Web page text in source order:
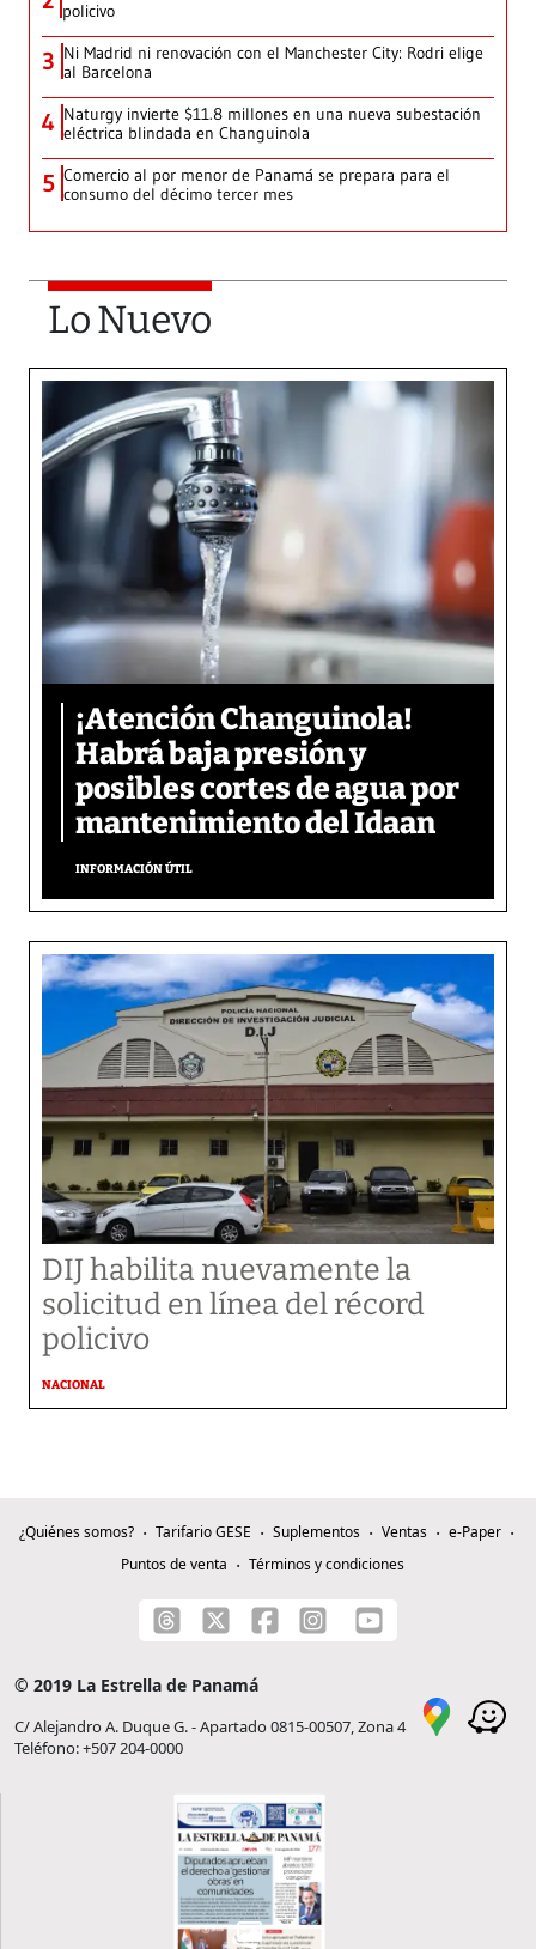
policivo
3 Ni Madrid ni renovación con el Manchester City: Rodri elige
al Barcelona
4 Naturgy invierte $11.8 millones en una nueva subestación
eléctrica blindada en Changuinola
5 Comercio al por menor de Panamá se prepara para el
consumo del décimo tercer mes
Lo Nuevo
¡Atención Changuinola!
Habrá baja presión y
posibles cortes de agua por
mantenimiento del Idaan
INFORMACIÓN ÚTIL
DIJ habilita nuevamente la
solicitud en línea del récord
policivo
NACIONAL
¿Quiénes somos? Tarifario GESE Suplementos Ventas
e-Paper
Puntos de venta
Términos y condiciones
© 2019 La Estrella de Panamá
C/ Alejandro A. Duque G. - Apartado 0815-00507, Zona 4
Teléfono: +507 204-0000